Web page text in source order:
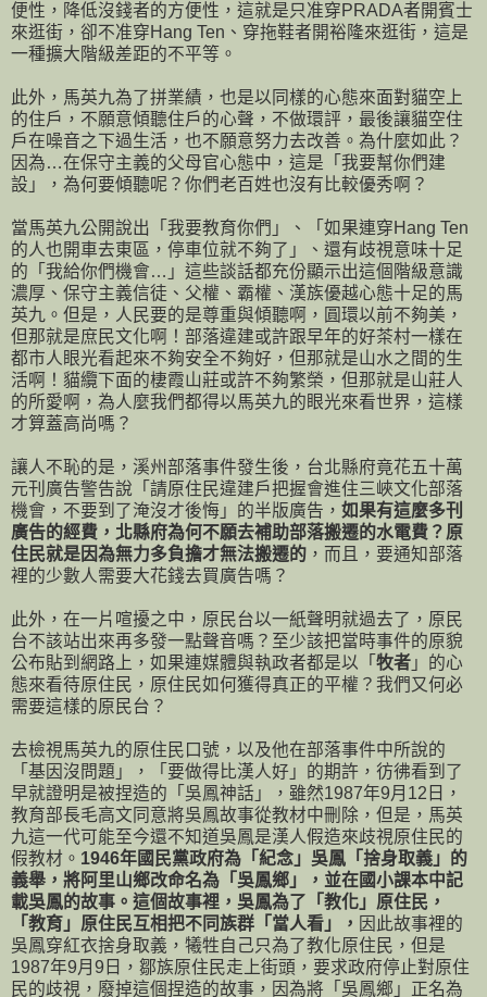
便性，降低沒錢者的方便性，這就是只准穿PRADA者開賓士
來逛街，卻不准穿Hang Ten、穿拖鞋者開裕隆來逛街，這是
一種擴大階級差距的不平等。
此外，馬英九為了拼業績，也是以同樣的心態來面對貓空上
的住戶，不願意傾聽住戶的心聲，不做環評，最後讓貓空住
戶在噪音之下過生活，也不願意努力去改善。為什麼如此？
因為…在保守主義的父母官心態中，這是「我要幫你們建
設」，為何要傾聽呢？你們老百姓也沒有比較優秀啊？
當馬英九公開說出「我要教育你們」、「如果連穿Hang Ten
的人也開車去東區，停車位就不夠了」、還有歧視意味十足
的「我給你們機會…」這些談話都充份顯示出這個階級意識
濃厚、保守主義信徒、父權、霸權、漢族優越心態十足的馬
英九。但是，人民要的是尊重與傾聽啊，圓環以前不夠美，
但那就是庶民文化啊！部落違建或許跟早年的好茶村一樣在
都市人眼光看起來不夠安全不夠好，但那就是山水之間的生
活啊！貓纜下面的棲霞山莊或許不夠繁榮，但那就是山莊人
的所愛啊，為人麼我們都得以馬英九的眼光來看世界，這樣
才算蓋高尚嗎？
讓人不恥的是，溪州部落事件發生後，台北縣府竟花五十萬
元刊廣告警告說「請原住民違建戶把握會進住三峽文化部落
機會，不要到了淹沒才後悔」的半版廣告， 如果有這麼多刊
廣告的經費，北縣府為何不願去補助部落搬遷的水電費？原
住民就是因為無力多負擔才無法搬遷的 ，而且，要通知部落
裡的少數人需要大花錢去買廣告嗎？
此外，在一片喧擾之中，原民台以一紙聲明就過去了，原民
台不該站出來再多發一點聲音嗎？至少該把當時事件的原貌
公布貼到網路上，如果連媒體與執政者都是以「 牧者 」的心
態來看待原住民，原住民如何獲得真正的平權？我們又何必
需要這樣的原民台？
去檢視馬英九的原住民口號，以及他在部落事件中所說的
「基因沒問題」，「要做得比漢人好」的期許，彷彿看到了
早就證明是被捏造的「吳鳳神話」，雖然1987年9月12日，
教育部長毛高文同意將吳鳳故事從教材中刪除，但是，馬英
九這一代可能至今還不知道吳鳳是漢人假造來歧視原住民的
假教材。 1946年國民黨政府為「紀念」吳鳳「捨身取義」的
義舉，將阿里山鄉改命名為「吳鳳鄉」，並在國小課本中記
載吳鳳的故事。這個故事裡，吳鳳為了「教化」原住民，
「教育」原住民互相把不同族群「當人看」， 因此故事裡的
吳鳳穿紅衣捨身取義，犧牲自己只為了教化原住民，但是
1987年9月9日，鄒族原住民走上街頭，要求政府停止對原住
民的歧視，廢掉這個捏造的故事，因為將「吳鳳鄉」正名為